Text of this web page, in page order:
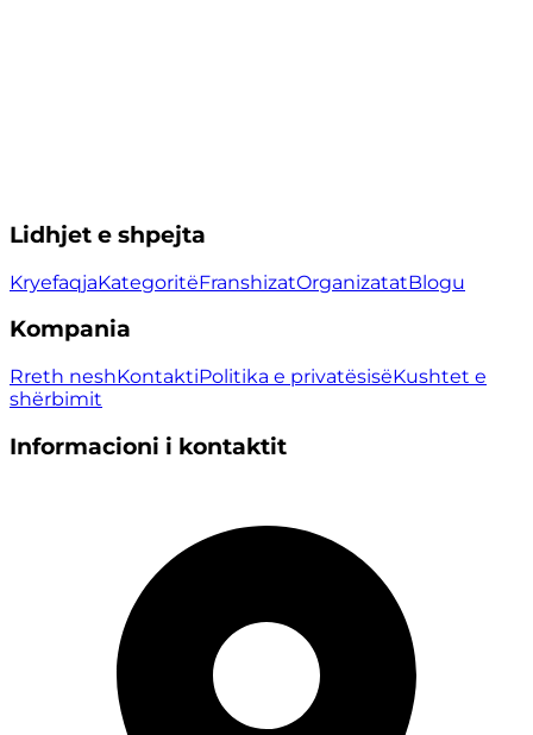
Lidhjet e shpejta
KryefaqjaKategoritëFranshizatOrganizatatBlogu
Kompania
Rreth neshKontaktiPolitika e privatësisëKushtet e
shërbimit
Informacioni i kontaktit